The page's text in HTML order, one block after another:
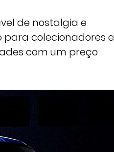
de nostalgia e
colecionadores e
com um preço